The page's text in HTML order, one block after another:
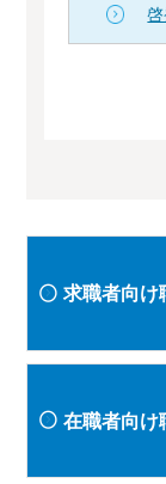
求職者向け
在職者向け